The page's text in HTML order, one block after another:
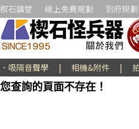
楔石講堂 線上免費規劃 到府規劃
．吸隔音聲學 | 相機&附件 |
您查詢的頁面不存在！